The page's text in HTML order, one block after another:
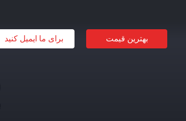
بهترین قیمت برای ما ایمیل کنید